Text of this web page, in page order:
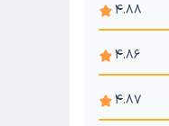
4.88
4.86
4.87